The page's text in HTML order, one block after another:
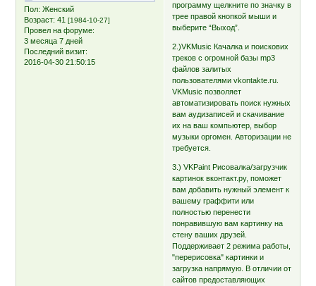
Пол: Женский
Возраст: 41[1984-10-27]
Провел на форуме:
3 месяца 7 дней
Последний визит:
2016-04-30 21:50:15
программу щелкните по значку в
трее правой кнопкой мыши и
выберите “Выход”.
2.)VKMusic Качалка и поискових
треков с огромной базы mp3
файлов залитых
пользователями vkontakte.ru.
VKMusic позволяет
автоматизировать поиск нужных
вам аудизаписей и скачивание
их на ваш компьютер, выбор
музыки оргомен. Авторизации не
требуется.
3.) VKPaint Рисовалка/загрузчик
картинок вконтакт.ру, поможет
вам добавить нужный элемент к
вашему граффити или
полностью перенести
понравившую вам картинку на
стену ваших друзей.
Поддерживает 2 режима работы,
"перерисовка" картинки и
загрузка напрямую. В отличии от
сайтов предоставляющих